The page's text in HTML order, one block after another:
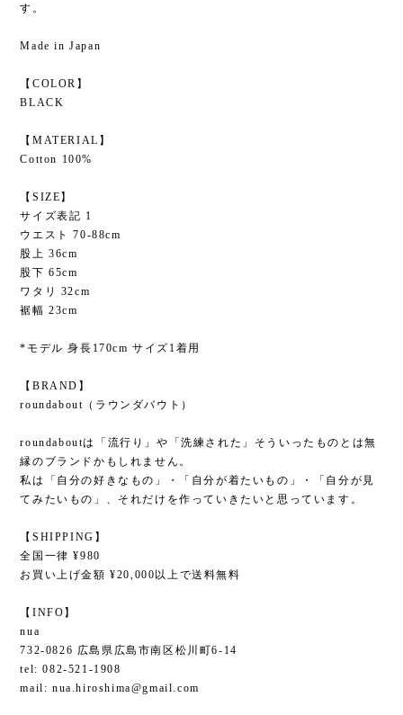
す。
Made in Japan
【COLOR】
BLACK
【MATERIAL】
Cotton 100%
【SIZE】
サイズ表記 1
ウエスト 70-88cm
股上 36cm
股下 65cm
ワタリ 32cm
裾幅 23cm
*モデル 身長170cm サイズ1着用
【BRAND】
roundabout（ラウンダバウト）
roundaboutは「流行り」や「洗練された」そういったものとは無
縁のブランドかもしれません。
私は「自分の好きなもの」・「自分が着たいもの」・「自分が見
てみたいもの」、それだけを作っていきたいと思っています。
【SHIPPING】
全国一律 ¥980
お買い上げ金額 ¥20,000以上で送料無料
【INFO】
nua
732-0826 広島県広島市南区松川町6-14
tel: 082-521-1908
mail: nua.hiroshima@gmail.com